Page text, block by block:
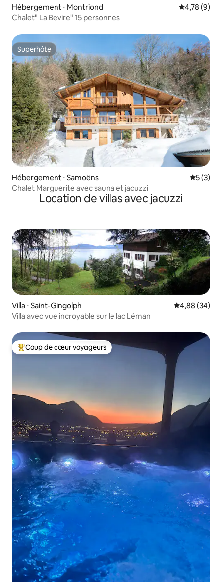
Hébergement ⋅ Montriond Évaluation
4,78 (9)
Chalet" La Bevire" 15 personnes
Superhôte
Superhôte
Hébergement ⋅ Samoëns
5 (3)
Chalet Marguerite avec sauna et jacuzzi
Location de villas avec jacuzzi
Villa ⋅ Saint-Gingolph Évaluation
4,88 (34)
Villa avec vue incroyable sur le lac Léman
Coups de cœur voyageurs les plus appréciés
Coup de cœur voyageurs